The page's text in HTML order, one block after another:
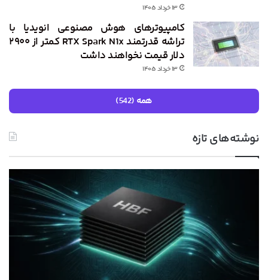
۱۳ خرداد ۱۴۰۵
کامپیوترهای هوش مصنوعی انویدیا با
تراشه قدرتمند RTX Spark N1x کمتر از ۲۹۰۰
دلار قیمت نخواهند داشت
۱۳ خرداد ۱۴۰۵
همه (542)
نوشته‌های تازه